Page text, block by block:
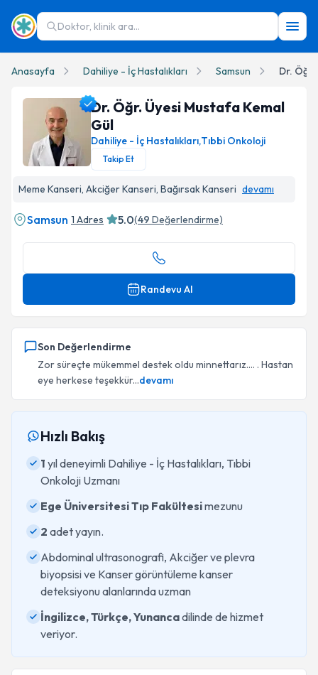
Doktor, klinik ara...
Anasayfa Dahiliye - İç Hastalıkları Samsun Dr.
Dr. Öğr. Üyesi Mustafa Kemal Gül Profil Fotoğrafı
Dr. Öğr. Üyesi Mustafa Kemal
Gül
Dahiliye - İç Hastalıkları,Tıbbi Onkoloji
Takip Et
Meme Kanseri, Akciğer Kanseri, Bağırsak Kanseri devamı
Samsun 1 Adres 5.0(49 Değerlendirme)
Randevu Al
Son Değerlendirme
Zor süreçte mükemmel destek oldu minnettarız…. . Hastan
eye herkese teşekkür...devamı
Hızlı Bakış
1 yıl deneyimli Dahiliye - İç Hastalıkları, Tıbbi
Onkoloji Uzmanı
Ege Üniversitesi Tıp Fakültesimezunu
2 adet yayın.
Abdominal ultrasonografi, Akciğer ve plevra
biyopsisi ve Kanser görüntüleme kanser
deteksiyonu alanlarında uzman
İngilizce, Türkçe, Yunancadilinde de hizmet
veriyor.